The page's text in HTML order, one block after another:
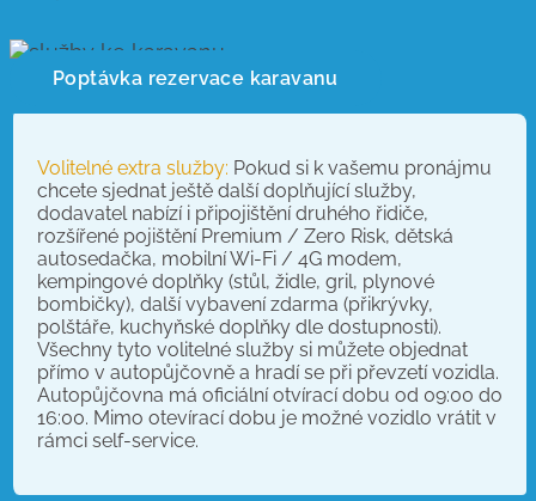
Poptávka rezervace karavanu
Volitelné extra služby: Pokud si k vašemu pronájmu
chcete sjednat ještě další doplňující služby,
dodavatel nabízí i připojištění druhého řidiče,
rozšířené pojištění Premium / Zero Risk, dětská
autosedačka, mobilní Wi-Fi / 4G modem,
kempingové doplňky (stůl, židle, gril, plynové
bombičky), další vybavení zdarma (přikrývky,
polštáře, kuchyňské doplňky dle dostupnosti).
Všechny tyto volitelné služby si můžete objednat
přímo v autopůjčovně a hradí se při převzetí vozidla.
Autopůjčovna má oficiální otvírací dobu od 09:00 do
16:00. Mimo otevírací dobu je možné vozidlo vrátit v
rámci self-service.